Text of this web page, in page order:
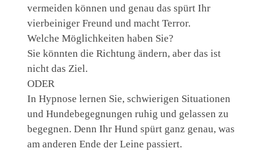
vermeiden können und genau das spürt Ihr
vierbeiniger Freund und macht Terror.
Welche Möglichkeiten haben Sie?
Sie könnten die Richtung ändern, aber das ist
nicht das Ziel.
ODER
In Hypnose lernen Sie, schwierigen Situationen
und Hundebegegnungen ruhig und gelassen zu
begegnen. Denn Ihr Hund spürt ganz genau, was
am anderen Ende der Leine passiert.